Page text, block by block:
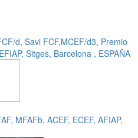
d, Savi FCF,MCEF/d3, Premio
Sitges, Barcelona , ESPAÑA
MFAFb, ACEF, ECEF, AFIAP,